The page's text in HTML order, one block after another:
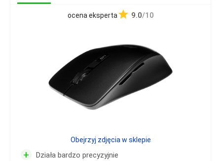
ocena eksperta 9.0/10
+ Działa bardzo precyzyjnie
Obejrzyj zdjęcia w sklepie